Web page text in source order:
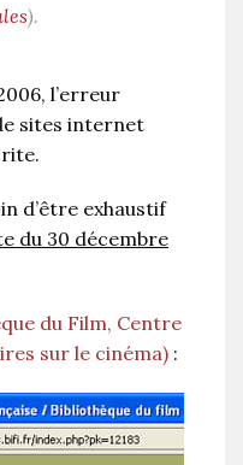
).
l’erreur
sites internet
d’être exhaustif
du 30 décembre
du Film, Centre
sur le cinéma) :